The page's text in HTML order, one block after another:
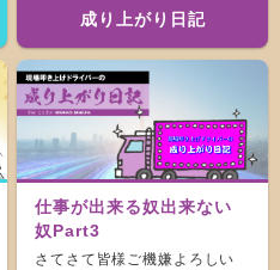
成り上がり日記
仕事が出来る奴出来ない
奴Part3
さてさて皆様ご機嫌よろしい